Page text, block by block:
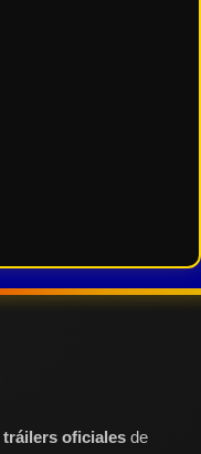
tráilers oficiales de